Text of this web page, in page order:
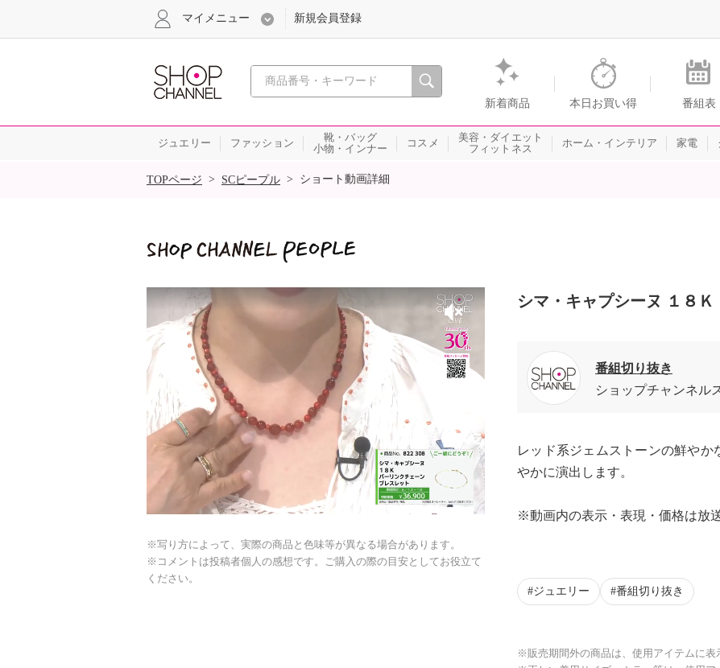
心おどる、瞬間を。通販・テレビショッピングのショップチャンネル
新着商品 本日お買い得 番組表
マイメニュー 新規会員登録
ジュエリー ファッション
靴・バッグ
小物・インナー
コスメ
美容・ダイエット
フィットネス
ホーム・インテリア 家電
SALE
TOPページ > SCピープル > ショート動画詳細
※写り方によって、実際の商品と色味等が異なる場合があります。
※コメントは投稿者個人の感想です。ご購入の際の目安としてお役立て
ください。
シマ・キャプシーヌ １８
番組切り抜き
ショップチャンネル
レッド系ジェムストーンの鮮や
やかに演出します。
※動画内の表示・表現・価格は放
ジュエリー 番組切り抜き
※販売期間外の商品は、使用アイテムに表